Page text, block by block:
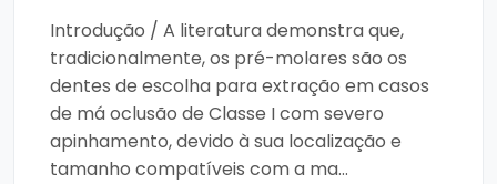
Introdução / A literatura demonstra que,
tradicionalmente, os pré-molares são os
dentes de escolha para extração em casos
de má oclusão de Classe I com severo
apinhamento, devido à sua localização e
tamanho compatíveis com a ma...